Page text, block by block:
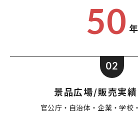
50 年
02
景品広場/販売実
官公庁・自治体・企業・学校